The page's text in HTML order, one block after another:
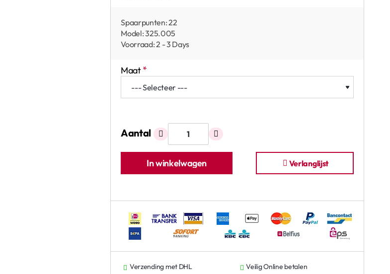
Spaarpunten:22
Model:325.005
Voorraad:2 - 3 Days
Maat
Aantal
In winkelwagen Verlanglijst
Verzending met DHL
Veilig Online betalen